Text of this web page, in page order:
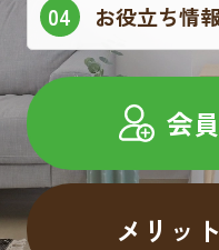
お役立ち情
会
メリッ